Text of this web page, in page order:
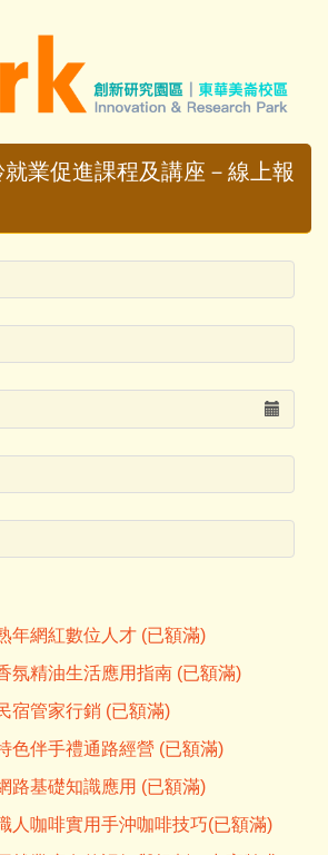
業促進課程及講座－線上報
年網紅數位人才 (已額滿)
氛精油生活應用指南 (已額滿)
宿管家行銷 (已額滿)
色伴手禮通路經營 (已額滿)
路基礎知識應用 (已額滿)
人咖啡實用手沖咖啡技巧(已額滿)